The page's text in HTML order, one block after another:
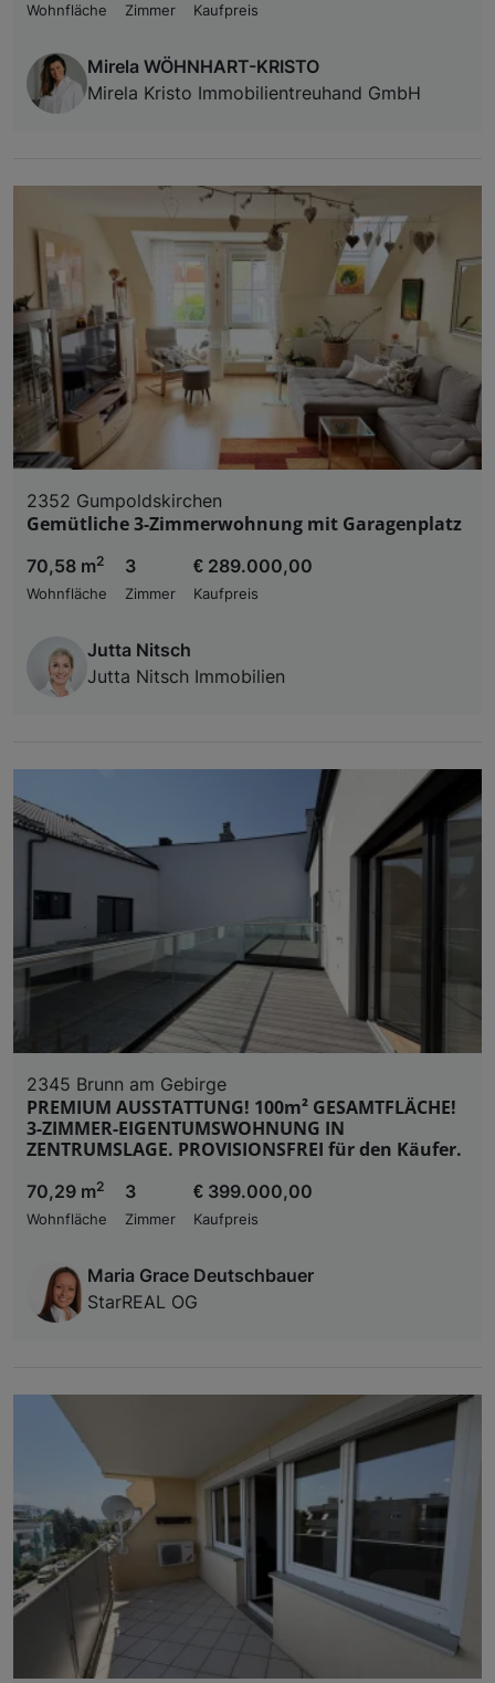
Wohnfläche
Zimmer Kaufpreis
Mirela WÖHNHART-KRISTO
Mirela Kristo Immobilientreuhand GmbH
2352 Gumpoldskirchen
Gemütliche 3-Zimmerwohnung mit Garagenplatz
70,58 m2
Wohnfläche
3
Zimmer
€ 289.000,00
Kaufpreis
Jutta Nitsch
Jutta Nitsch Immobilien
2345 Brunn am Gebirge
PREMIUM AUSSTATTUNG! 100m² GESAMTFLÄCHE!
3-ZIMMER-EIGENTUMSWOHNUNG IN
ZENTRUMSLAGE. PROVISIONSFREI für den Käufer.
70,29 m2
Wohnfläche
3
Zimmer
€ 399.000,00
Kaufpreis
Maria Grace Deutschbauer
StarREAL OG